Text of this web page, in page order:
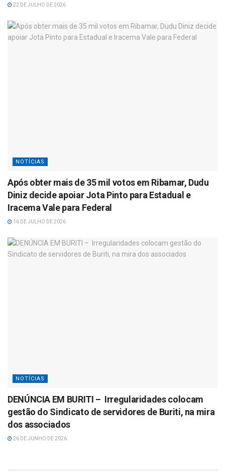
22 DE JULHO DE 2026
NOTÍCIAS
Após obter mais de 35 mil votos em Ribamar, Dudu
Diniz decide apoiar Jota Pinto para Estadual e
Iracema Vale para Federal
16 DE JULHO DE 2026
NOTÍCIAS
DENÚNCIA EM BURITI – Irregularidades colocam
gestão do Sindicato de servidores de Buriti, na mira
dos associados
26 DE JUNHO DE 2026